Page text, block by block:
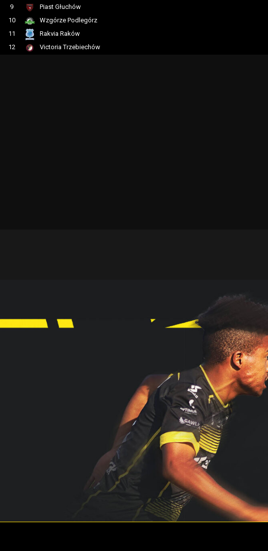
9
Piast Głuchów
10
Wzgórze Podlegórz
11
Rakvia Raków
12
Victoria Trzebiechów